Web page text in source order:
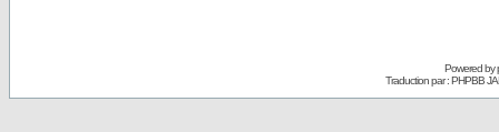
Powered by
Traduction par : PHPBB